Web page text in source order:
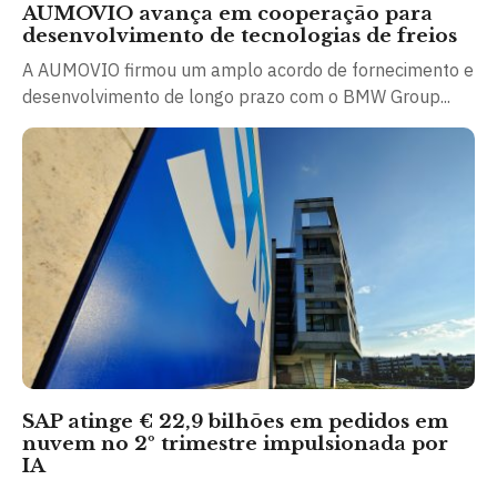
AUMOVIO avança em cooperação para
desenvolvimento de tecnologias de freios
A AUMOVIO firmou um amplo acordo de fornecimento e
desenvolvimento de longo prazo com o BMW Group...
SAP atinge € 22,9 bilhões em pedidos em
nuvem no 2º trimestre impulsionada por
IA